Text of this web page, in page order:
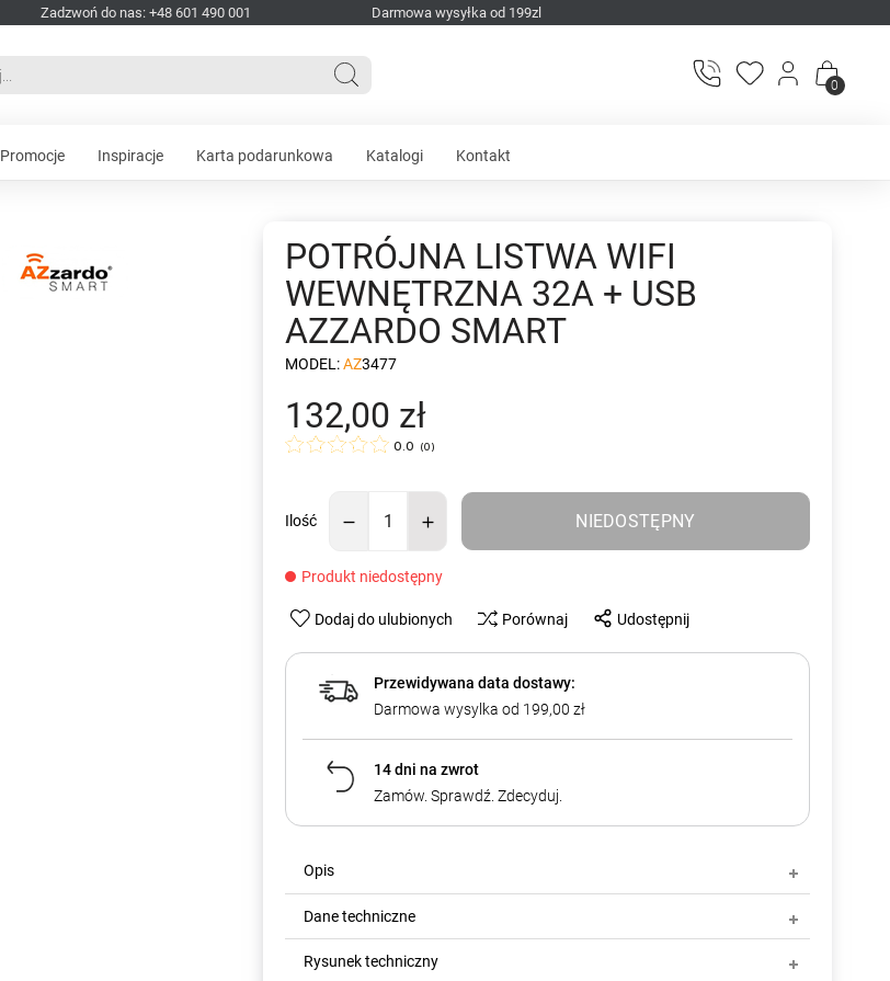
Zadzwoń do nas: +48 601 490 001 Darmowa wysyłka od 199zl
0
Promocje Inspiracje Karta podarunkowa Katalogi Kontakt
POTRÓJNA LISTWA WIFI
WEWNĘTRZNA 32A + USB
AZZARDO SMART
MODEL:AZ3477
132,00 zł
0.0 (0)
Ilość NIEDOSTĘPNY
Produkt niedostępny
Dodaj do ulubionych Porównaj Udostępnij
Przewidywana data dostawy:
Darmowa wysylka od 199,00 zł
14 dni na zwrot
Zamów. Sprawdź. Zdecyduj.
Opis
Dane techniczne
Rysunek techniczny